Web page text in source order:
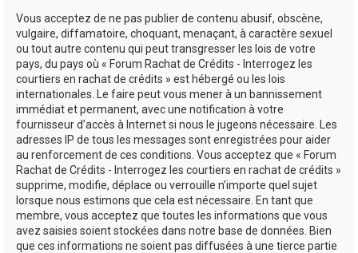
Vous acceptez de ne pas publier de contenu abusif, obscène,
vulgaire, diffamatoire, choquant, menaçant, à caractère sexuel
ou tout autre contenu qui peut transgresser les lois de votre
pays, du pays où « Forum Rachat de Crédits - Interrogez les
courtiers en rachat de crédits » est hébergé ou les lois
internationales. Le faire peut vous mener à un bannissement
immédiat et permanent, avec une notification à votre
fournisseur d’accès à Internet si nous le jugeons nécessaire. Les
adresses IP de tous les messages sont enregistrées pour aider
au renforcement de ces conditions. Vous acceptez que « Forum
Rachat de Crédits - Interrogez les courtiers en rachat de crédits »
supprime, modifie, déplace ou verrouille n’importe quel sujet
lorsque nous estimons que cela est nécessaire. En tant que
membre, vous acceptez que toutes les informations que vous
avez saisies soient stockées dans notre base de données. Bien
que ces informations ne soient pas diffusées à une tierce partie